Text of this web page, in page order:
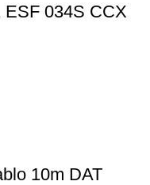
ESF 034S CCX
10m DAT